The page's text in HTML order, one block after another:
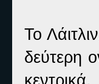
Το
δεύτερη